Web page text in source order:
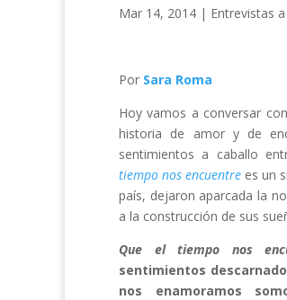
Mar 14, 2014 | Entrevistas
Por Sara Roma
Hoy vamos a conversar
historia de amor y de
sentimientos a caballo
tiempo nos encuentre es un
país, dejaron aparcada la
a la construcción de sus
Que el tiempo nos
sentimientos
nos enamoramos